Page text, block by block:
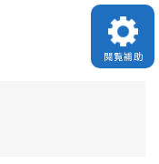
本文へ
閲覧補助